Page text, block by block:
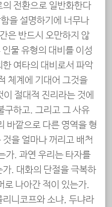
전환으로 일반화한다
을 설명하기에 너무나
은 반드시 오만하지 않
물 유형의 대비를 이성
여타의 대비로서 파악
체계에 기대어 그것을
절대적 진리라는 것에
구하고. 그리고 그 사유
바깥으로 다른 영역을 형
을 얼마나 꺼리고 배척
가. 과연 우리는 타자를
. 대화의 단절을 극복하
로 나아간 적이 있는가.
니코프와 소냐, 두냐라